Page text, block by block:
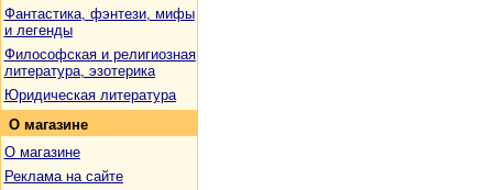
Фантастика, фэнтези, мифы
и легенды
Философская и религиозная
литература, эзотерика
Юридическая литература
О магазине
О магазине
Реклама на сайте